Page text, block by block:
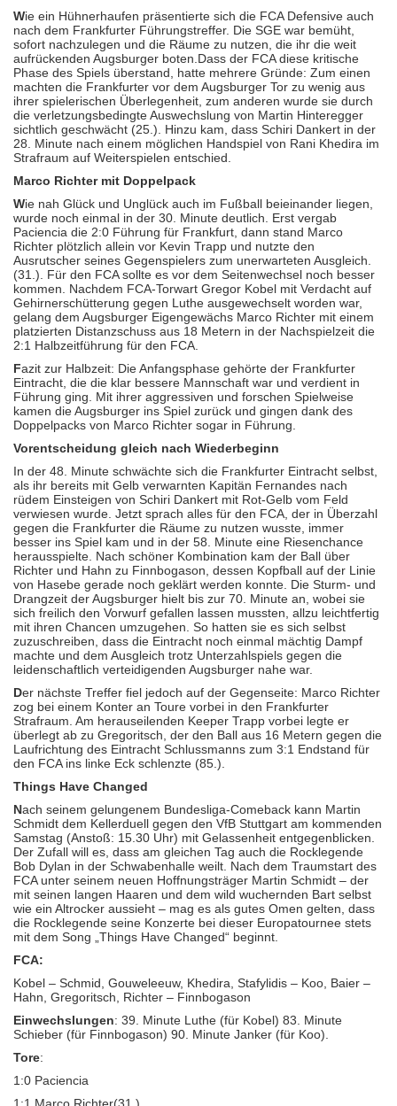
Wie ein Hühnerhaufen präsentierte sich die FCA Defensive auch
nach dem Frankfurter Führungstreffer. Die SGE war bemüht,
sofort nachzulegen und die Räume zu nutzen, die ihr die weit
aufrückenden Augsburger boten.Dass der FCA diese kritische
Phase des Spiels überstand, hatte mehrere Gründe: Zum einen
machten die Frankfurter vor dem Augsburger Tor zu wenig aus
ihrer spielerischen Überlegenheit, zum anderen wurde sie durch
die verletzungsbedingte Auswechslung von Martin Hinteregger
sichtlich geschwächt (25.). Hinzu kam, dass Schiri Dankert in der
28. Minute nach einem möglichen Handspiel von Rani Khedira im
Strafraum auf Weiterspielen entschied.
Marco Richter mit Doppelpack
Wie nah Glück und Unglück auch im Fußball beieinander liegen,
wurde noch einmal in der 30. Minute deutlich. Erst vergab
Paciencia die 2:0 Führung für Frankfurt, dann stand Marco
Richter plötzlich allein vor Kevin Trapp und nutzte den
Ausrutscher seines Gegenspielers zum unerwarteten Ausgleich.
(31.). Für den FCA sollte es vor dem Seitenwechsel noch besser
kommen. Nachdem FCA-Torwart Gregor Kobel mit Verdacht auf
Gehirnerschütterung gegen Luthe ausgewechselt worden war,
gelang dem Augsburger Eigengewächs Marco Richter mit einem
platzierten Distanzschuss aus 18 Metern in der Nachspielzeit die
2:1 Halbzeitführung für den FCA.
Fazit zur Halbzeit: Die Anfangsphase gehörte der Frankfurter
Eintracht, die die klar bessere Mannschaft war und verdient in
Führung ging. Mit ihrer aggressiven und forschen Spielweise
kamen die Augsburger ins Spiel zurück und gingen dank des
Doppelpacks von Marco Richter sogar in Führung.
Vorentscheidung gleich nach Wiederbeginn
In der 48. Minute schwächte sich die Frankfurter Eintracht selbst,
als ihr bereits mit Gelb verwarnten Kapitän Fernandes nach
rüdem Einsteigen von Schiri Dankert mit Rot-Gelb vom Feld
verwiesen wurde. Jetzt sprach alles für den FCA, der in Überzahl
gegen die Frankfurter die Räume zu nutzen wusste, immer
besser ins Spiel kam und in der 58. Minute eine Riesenchance
herausspielte. Nach schöner Kombination kam der Ball über
Richter und Hahn zu Finnbogason, dessen Kopfball auf der Linie
von Hasebe gerade noch geklärt werden konnte. Die Sturm- und
Drangzeit der Augsburger hielt bis zur 70. Minute an, wobei sie
sich freilich den Vorwurf gefallen lassen mussten, allzu leichtfertig
mit ihren Chancen umzugehen. So hatten sie es sich selbst
zuzuschreiben, dass die Eintracht noch einmal mächtig Dampf
machte und dem Ausgleich trotz Unterzahlspiels gegen die
leidenschaftlich verteidigenden Augsburger nahe war.
Der nächste Treffer fiel jedoch auf der Gegenseite: Marco Richter
zog bei einem Konter an Toure vorbei in den Frankfurter
Strafraum. Am herauseilenden Keeper Trapp vorbei legte er
überlegt ab zu Gregoritsch, der den Ball aus 16 Metern gegen die
Laufrichtung des Eintracht Schlussmanns zum 3:1 Endstand für
den FCA ins linke Eck schlenzte (85.).
Things Have Changed
Nach seinem gelungenem Bundesliga-Comeback kann Martin
Schmidt dem Kellerduell gegen den VfB Stuttgart am kommenden
Samstag (Anstoß: 15.30 Uhr) mit Gelassenheit entgegenblicken.
Der Zufall will es, dass am gleichen Tag auch die Rocklegende
Bob Dylan in der Schwabenhalle weilt. Nach dem Traumstart des
FCA unter seinem neuen Hoffnungsträger Martin Schmidt – der
mit seinen langen Haaren und dem wild wuchernden Bart selbst
wie ein Altrocker aussieht – mag es als gutes Omen gelten, dass
die Rocklegende seine Konzerte bei dieser Europatournee stets
mit dem Song „Things Have Changed“ beginnt.
FCA:
Kobel – Schmid, Gouweleeuw, Khedira, Stafylidis – Koo, Baier –
Hahn, Gregoritsch, Richter – Finnbogason
Einwechslungen: 39. Minute Luthe (für Kobel) 83. Minute
Schieber (für Finnbogason) 90. Minute Janker (für Koo).
Tore:
1:0 Paciencia